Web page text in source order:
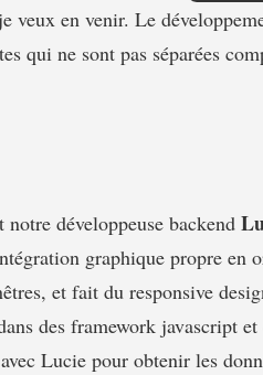
veux en venir. Le
qui ne sont pas séparées
notre développeuse backend
graphique propre en
et fait du responsive
des framework javascript
Lucie pour obtenir les